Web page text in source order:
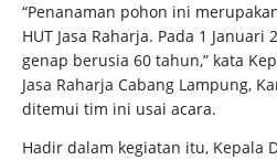
“Penanaman pohon ini
HUT Jasa Raharja. Pada 1 Januari
genap berusia 60 tahun,” kata
Jasa Raharja Cabang Lampung,
ditemui tim ini usai acara.
Hadir dalam kegiatan itu, Kepala